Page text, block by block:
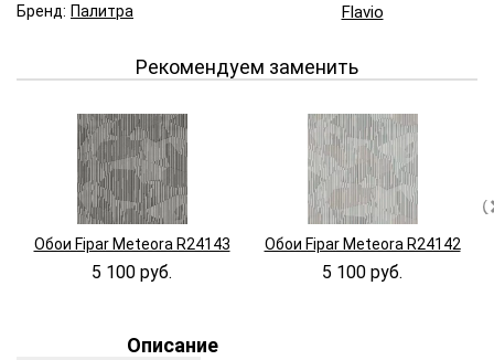
Бренд: Палитра Flavio
Рекомендуем заменить
Обои Fipar Meteora R24143
5 100 руб.
Обои Fipar Meteora R24142
5 100 руб.
Описание